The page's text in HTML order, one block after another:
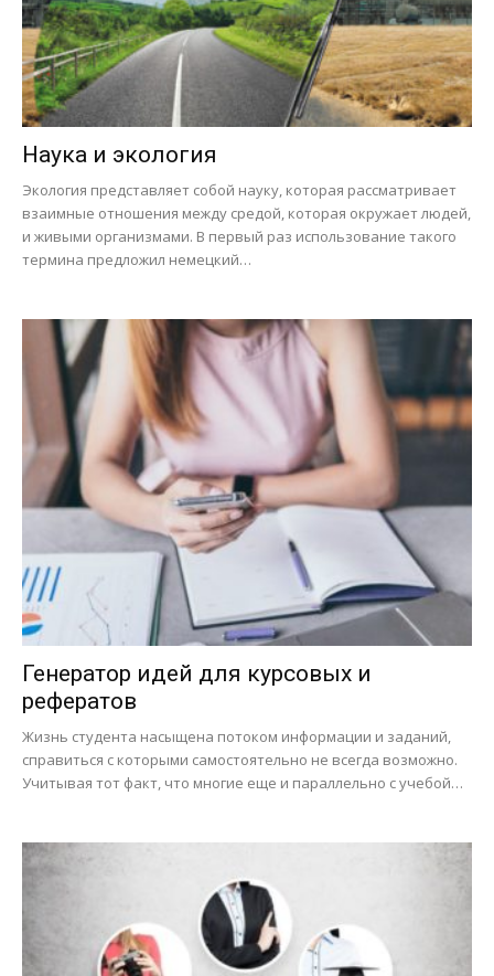
Наука и экология
Экология представляет собой науку, которая рассматривает
взаимные отношения между средой, которая окружает людей,
и живыми организмами. В первый раз использование такого
термина предложил немецкий…
Генератор идей для курсовых и
рефератов
Жизнь студента насыщена потоком информации и заданий,
справиться с которыми самостоятельно не всегда возможно.
Учитывая тот факт, что многие еще и параллельно с учебой…